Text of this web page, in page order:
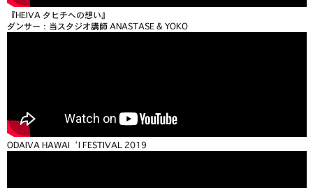
『HEIVA タヒチへの想い』
ダンサー：当スタジオ講師 ANASTASE & YOKO
ODAIVA HAWAI‘I FESTIVAL 2019